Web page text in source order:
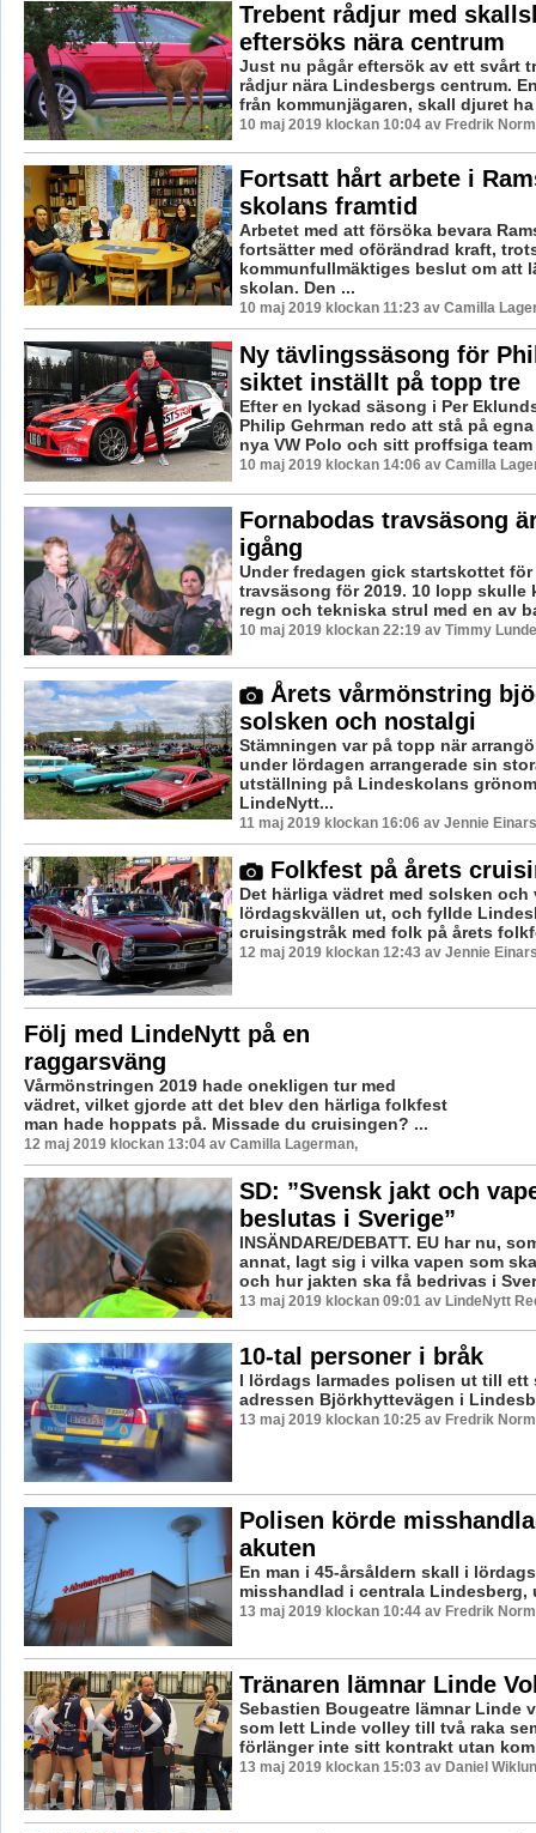
Trebent rådjur med
eftersöks nära centrum
Just nu pågår eftersök av ett svårt
rådjur nära Lindesbergs centrum.
från kommunjägaren, skall djuret
10 maj 2019 klockan 10:04 av Fredrik
Fortsatt hårt arbete i
skolans framtid
Arbetet med att försöka bevara
fortsätter med oförändrad kraft,
kommunfullmäktiges beslut om att
skolan. Den ...
10 maj 2019 klockan 11:23 av Camilla
Ny tävlingssäsong för
siktet inställt på topp tre
Efter en lyckad säsong i Per
Philip Gehrman redo att stå på
nya VW Polo och sitt proffsiga
10 maj 2019 klockan 14:06 av Camilla
Fornabodas travsäsong
igång
Under fredagen gick startskottet
travsäsong för 2019. 10 lopp skulle
regn och tekniska strul med en av
10 maj 2019 klockan 22:19 av Timmy
Årets vårmönstring
solsken och nostalgi
Stämningen var på topp när
under lördagen arrangerade sin
utställning på Lindeskolans
LindeNytt...
11 maj 2019 klockan 16:06 av Jennie
Folkfest på årets
Det härliga vädret med solsken och
lördagskvällen ut, och fyllde
cruisingstråk med folk på årets
12 maj 2019 klockan 12:43 av Jennie
Följ med LindeNytt på en
raggarsväng
Vårmönstringen 2019 hade onekligen tur med
vädret, vilket gjorde att det blev den härliga folkfest
man hade hoppats på. Missade du cruisingen? ...
12 maj 2019 klockan 13:04 av Camilla Lagerman,
SD: ”Svensk jakt och
beslutas i Sverige”
INSÄNDARE/DEBATT. EU har nu,
annat, lagt sig i vilka vapen som
och hur jakten ska få bedrivas i
13 maj 2019 klockan 09:01 av LindeNytt
10-tal personer i bråk
I lördags larmades polisen ut till ett
adressen Björkhyttevägen i
13 maj 2019 klockan 10:25 av Fredrik
Polisen körde
akuten
En man i 45-årsåldern skall i
misshandlad i centrala Lindesberg,
13 maj 2019 klockan 10:44 av Fredrik
Tränaren lämnar Linde
Sebastien Bougeatre lämnar Linde
som lett Linde volley till två raka
förlänger inte sitt kontrakt utan
13 maj 2019 klockan 15:03 av Daniel